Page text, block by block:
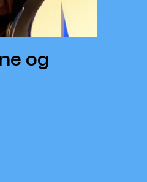
og